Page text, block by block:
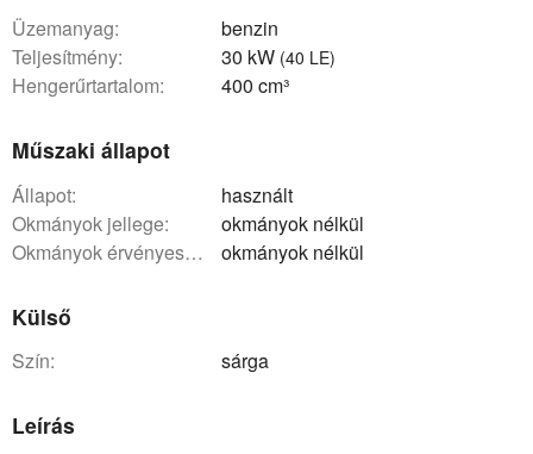
üzemanyag:
benzin
teljesítmény:
30 kW (40 LE)
hengerűrtartalom: 400 cm³
Műszaki állapot
állapot:
használt
okmányok jellege:
okmányok nélkül
okmányok érvényessége:
okmányok nélkül
Külső
szín: sárga
Leírás